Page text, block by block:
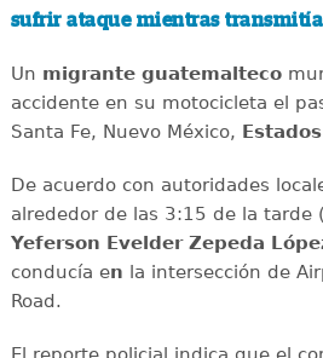
sufrir ataque mientras
Un migrante guatemalteco
accidente en su motocicleta el
Santa Fe, Nuevo México, Estados
De acuerdo con autoridades
alrededor de las 3:15 de la tarde
Yeferson Evelder Zepeda
conducía en la intersección de
Road.